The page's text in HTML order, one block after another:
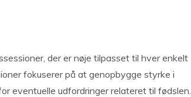
der er nøje tilpasset til hver enkelt
fokuserer på at genopbygge styrke i
eventuelle udfordringer relateret til fødslen.